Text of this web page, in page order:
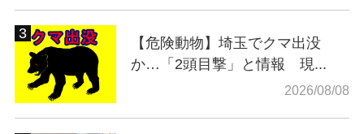
【危険動物】埼玉でクマ出没
か…「2頭目撃」と情報 現...
2026/08/08